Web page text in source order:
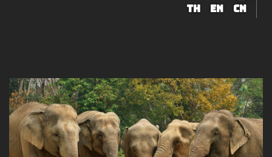
TH EN CN
شراء
أخبار التوظيف
LOGIN